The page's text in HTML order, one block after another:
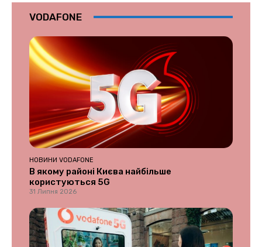
VODAFONE
НОВИНИ VODAFONE
В якому районі Києва найбільше
користуються 5G
31 Липня 2026